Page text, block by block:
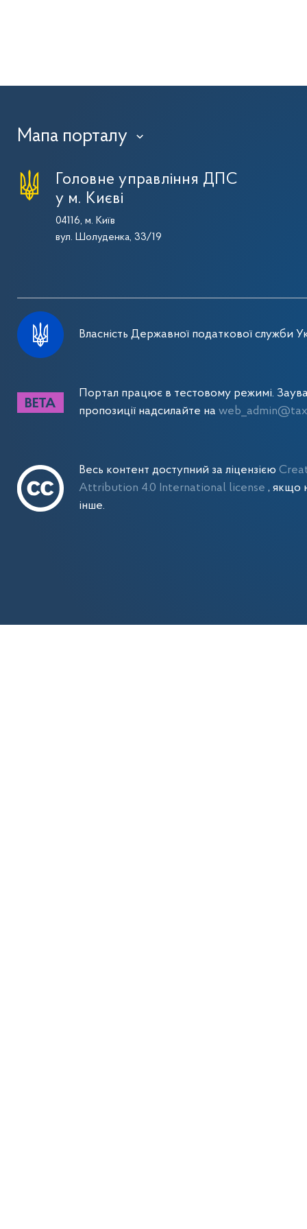
Мапа порталу ›
Головне управління ДПС
у м. Києві
04116, м. Київ
вул. Шолуденка, 33/19
Власність Державної податкової служби
Портал працює в тестовому режимі.
пропозиції надсилайте на
Весь контент доступний за ліцензією
Attribution 4.0 International license , якщо
інше.